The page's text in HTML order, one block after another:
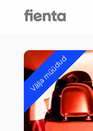
Välja müüdud